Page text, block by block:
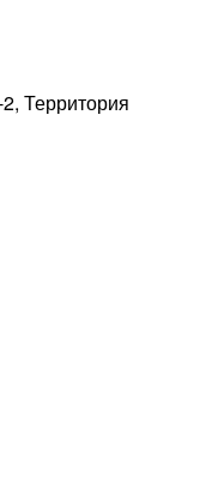
Территория